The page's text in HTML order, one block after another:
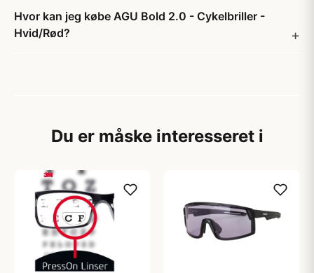
Hvor kan jeg købe AGU Bold 2.0 - Cykelbriller -
Hvid/Rød?
Du er måske interesseret i